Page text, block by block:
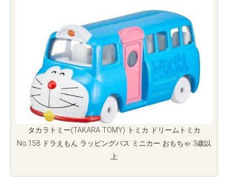
タカラトミー(TAKARA TOMY) トミカ ドリームトミカ
No.158 ドラえもん ラッピングバス ミニカー おもちゃ 3歳以
上